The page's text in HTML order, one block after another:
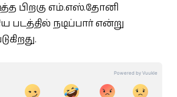
பிறகு எம்.எஸ்.தோனி
படத்தில் நடிப்பார் என்று